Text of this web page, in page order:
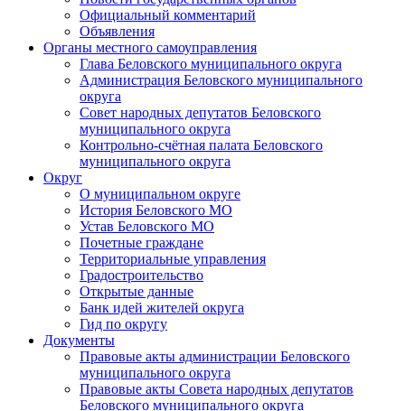
Официальный комментарий
Объявления
Органы местного самоуправления
Глава Беловского муниципального округа
Администрация Беловского муниципального
округа
Совет народных депутатов Беловского
муниципального округа
Контрольно-счётная палата Беловского
муниципального округа
Округ
О муниципальном округе
История Беловского МО
Устав Беловского МО
Почетные граждане
Территориальные управления
Градостроительство
Открытые данные
Банк идей жителей округа
Гид по округу
Документы
Правовые акты администрации Беловского
муниципального округа
Правовые акты Совета народных депутатов
Беловского муниципального округа